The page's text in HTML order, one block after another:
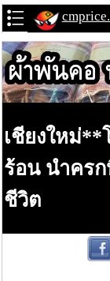
เชียงใหม่**
ร้อน นำคร
ชีวิต